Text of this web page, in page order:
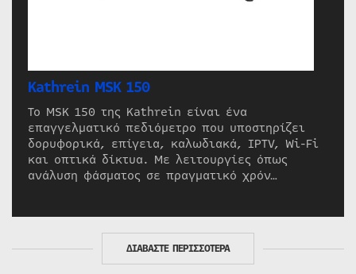
Kathrein MSK 150
Το MSK 150 της Kathrein είναι ένα
επαγγελματικό πεδιόμετρο που υποστηρίζει
δορυφορικά, επίγεια, καλωδιακά, IPTV, Wi-Fi
και οπτικά δίκτυα. Με λειτουργίες όπως
ανάλυση φάσματος σε πραγματικό χρόν…
ΔΙΑΒΑΣΤΕ ΠΕΡΙΣΣΟΤΕΡΑ